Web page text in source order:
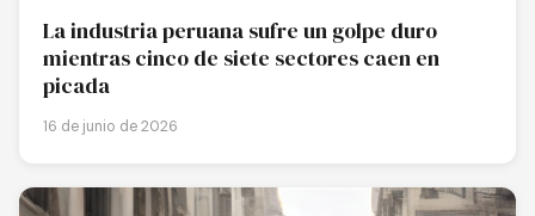
La industria peruana sufre un golpe duro
mientras cinco de siete sectores caen en
picada
16 de junio de 2026